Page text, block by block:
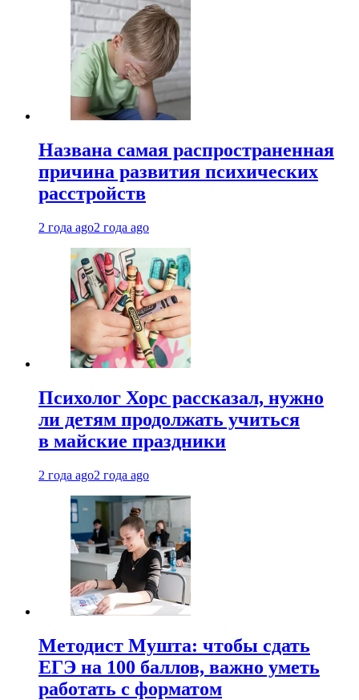
Названа самая распространенная
причина развития психических
расстройств
2 года ago2 года ago
Психолог Хорс рассказал, нужно
ли детям продолжать учиться
в майские праздники
2 года ago2 года ago
Методист Мушта: чтобы сдать
ЕГЭ на 100 баллов, важно уметь
работать с форматом